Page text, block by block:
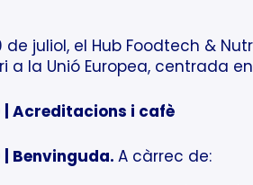
de juliol, el Hub Foodtech &
a la Unió Europea, centrada
| Acreditacions i cafè
| Benvinguda.A càrrec de: